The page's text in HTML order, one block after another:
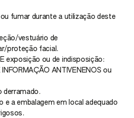
fumar durante a utilização deste
vestuário de
proteção facial.
exposição ou de indisposição:
ANTIVENENOS ou
derramado.
e a embalagem em local adequado